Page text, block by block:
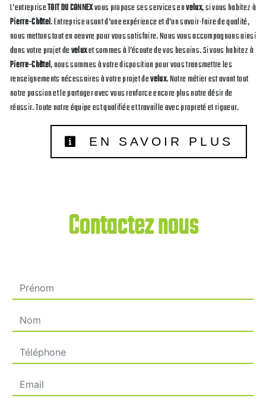
L’entrepriseTOIT DU CONNEXvous propose ses services envelux, si vous habitez à
Pierre-Châtel. Entreprise usant d’une expérience et d’un savoir-faire de qualité,
nous mettons tout en oeuvre pour vous satisfaire. Nous vous accompagnons ainsi
dans votre projet develuxet sommes à l’écoute de vos besoins. Si vous habitez à
Pierre-Châtel, nous sommes à votre disposition pour vous transmettre les
renseignements nécessaires à votre projet develux. Notre métier est avant tout
notre passion et le partager avec vous renforce encore plus notre désir de
réussir. Toute notre équipe est qualifiée et travaille avec propreté et rigueur.
EN SAVOIR PLUS
Contactez nous